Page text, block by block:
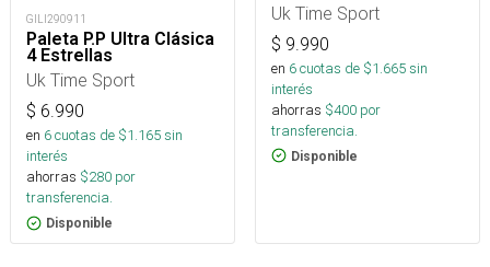
GILI290911
Paleta P.P Ultra Clásica
4 Estrellas
Uk Time Sport
$ 6.990
en 6cuotas de $1.165sin
interés
ahorras $280 por
transferencia.
Disponible
Uk Time Sport
$ 9.990
en 6cuotas de $1.665sin
interés
ahorras $400 por
transferencia.
Disponible